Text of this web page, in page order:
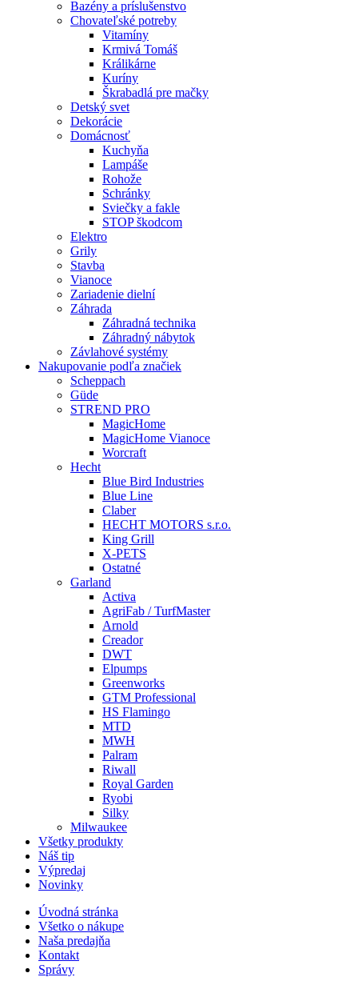
Bazény a príslušenstvo
Chovateľské potreby
Vitamíny
Krmivá Tomáš
Králikárne
Kuríny
Škrabadlá pre mačky
Detský svet
Dekorácie
Domácnosť
Kuchyňa
Lampáše
Rohože
Schránky
Sviečky a fakle
STOP škodcom
Elektro
Grily
Stavba
Vianoce
Zariadenie dielní
Záhrada
Záhradná technika
Záhradný nábytok
Závlahové systémy
Nakupovanie podľa značiek
Scheppach
Güde
STREND PRO
MagicHome
MagicHome Vianoce
Worcraft
Hecht
Blue Bird Industries
Blue Line
Claber
HECHT MOTORS s.r.o.
King Grill
X-PETS
Ostatné
Garland
Activa
AgriFab / TurfMaster
Arnold
Creador
DWT
Elpumps
Greenworks
GTM Professional
HS Flamingo
MTD
MWH
Palram
Riwall
Royal Garden
Ryobi
Silky
Milwaukee
Všetky produkty
Náš tip
Výpredaj
Novinky
Úvodná stránka
Všetko o nákupe
Naša predajňa
Kontakt
Správy